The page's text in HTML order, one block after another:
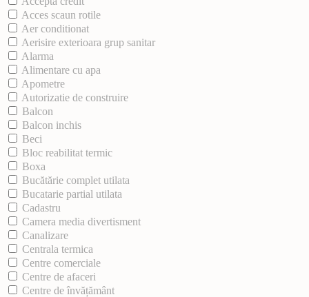
Acces scaun rotile
Aer conditionat
Aerisire exterioara grup sanitar
Alarma
Alimentare cu apa
Apometre
Autorizatie de construire
Balcon
Balcon inchis
Beci
Bloc reabilitat termic
Boxa
Bucătărie complet utilata
Bucatarie partial utilata
Cadastru
Camera media divertisment
Canalizare
Centrala termica
Centre comerciale
Centre de afaceri
Centre de învățământ